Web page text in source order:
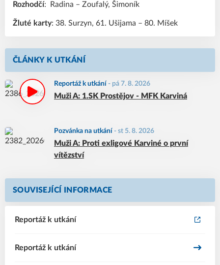
Rozhodčí: Radina – Zoufalý, Šimoník
Žluté karty: 38. Surzyn, 61. Ušijama – 80. Míšek
ČLÁNKY K UTKÁNÍ
Reportáž k utkání - pá 7. 8. 2026
Muži A: 1.SK Prostějov - MFK Karviná
Pozvánka na utkání - st 5. 8. 2026
Muži A: Proti exligové Karviné o první
vítězství
SOUVISEJÍCÍ INFORMACE
Reportáž k utkání
Reportáž k utkání